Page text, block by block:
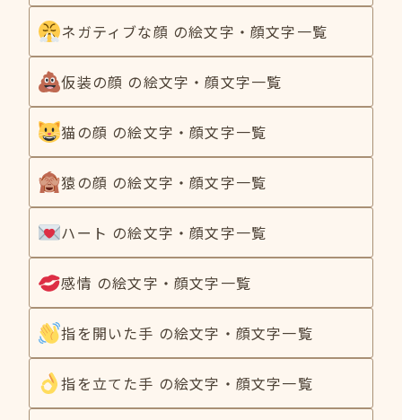
ネガティブな顔 の絵文字・顔文字一覧
仮装の顔 の絵文字・顔文字一覧
猫の顔 の絵文字・顔文字一覧
猿の顔 の絵文字・顔文字一覧
ハート の絵文字・顔文字一覧
感情 の絵文字・顔文字一覧
指を開いた手 の絵文字・顔文字一覧
指を立てた手 の絵文字・顔文字一覧